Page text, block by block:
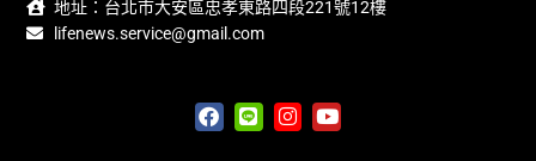
地址：台北市大安區忠孝東路四段221號12樓
lifenews.service@gmail.com